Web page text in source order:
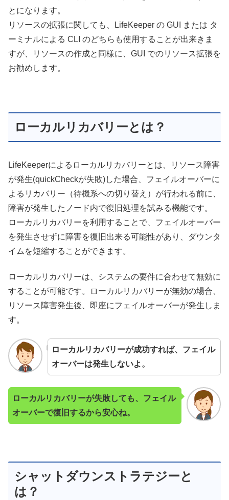
とになります。
リソースの拡張に関しても、LifeKeeper の GUI または タ
ーミナルによる CLI のどちらも使用することが出来きま
すが、リソースの作成と同様に、GUI でのリソース拡張を
お勧めします。
ローカルリカバリーとは？
LifeKeeperによるローカルリカバリーとは、リソース障害
が発生(quickCheckが失敗)した場合、フェイルオーバーに
よるリカバリー（待機系への切り替え）が行われる前に、
障害が発生したノード内で復旧処理を試みる機能です。
ローカルリカバリーを利用することで、フェイルオーバー
を発生させずに障害を復旧出来る可能性があり、ダウンタ
イムを短縮することができます。
ローカルリカバリーは、システムの要件に合わせて無効に
することが可能です。ローカルリカバリーが無効の場合、
リソース障害発生後、即座にフェイルオーバーが発生しま
す。
ローカルリカバリーが成功すれば、フェイル
オーバーは発生しないよ。
ローカルリカバリーが失敗しても、フェイル
オーバーで復旧するから安心ね。
シャットダウンストラテジーと
は？